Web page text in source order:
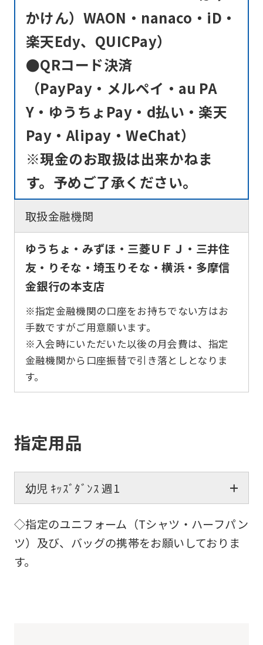
かけん）WAON・nanaco・iD・
楽天Edy、QUICPay）
●QRコード決済
（PayPay・メルペイ・au PA
Y・ゆうちょPay・d払い・楽天
Pay・Alipay・WeChat）
※現金のお取扱は出来かねま
す。予めご了承ください。
取扱金融機関
ゆうちょ・みずほ・三菱ＵＦＪ・三井住
友・りそな・埼玉りそな・横浜・多摩信
金銀行の本支店
※指定金融機関の口座をお持ちでない方はお
手数ですがご用意願います。
※入会時にいただいた以後の月会費は、指定
金融機関から口座振替で引き落としとなりま
す。
指定用品
幼児 ｷｯｽﾞﾀﾞﾝｽ 週1
◇指定のユニフォーム（Tシャツ・ハーフパン
ツ）及び、バッグの携帯をお願いしておりま
す。